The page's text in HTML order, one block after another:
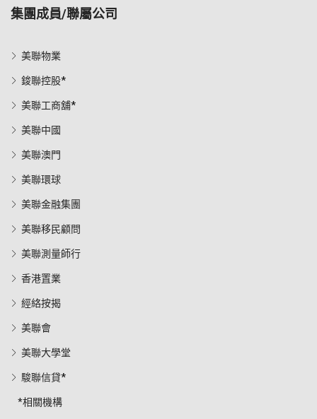
集團成員/聯屬公司
美聯物業
鋑聯控股*
美聯工商舖*
美聯中國
美聯澳門
美聯環球
美聯金融集團
美聯移民顧問
美聯測量師行
香港置業
經絡按揭
美聯會
美聯大學堂
駿聯信貸*
*相關機構